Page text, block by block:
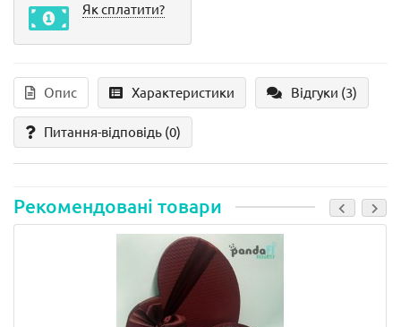
Як сплатити?
Опис Характеристики Відгуки (3)
Питання-відповідь (0)
Рекомендовані товари